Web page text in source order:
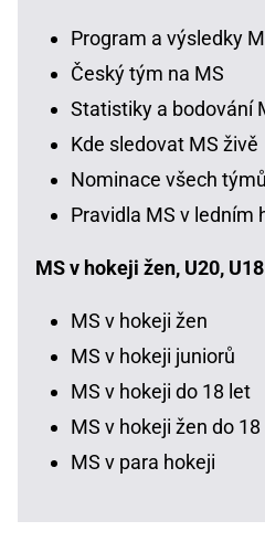
Program a výsledky
Český tým na MS
Statistiky a bodování
Kde sledovat MS živě
Nominace všech
Pravidla MS v ledním
MS v hokeji žen, U20, U18
MS v hokeji žen
MS v hokeji juniorů
MS v hokeji do 18 let
MS v hokeji žen do
MS v para hokeji